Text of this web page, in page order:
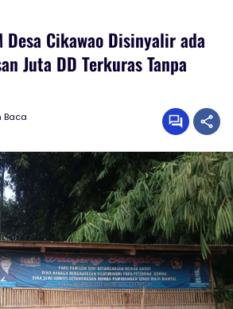
Desa Cikawao Disinyalir ada
Juta DD Terkuras Tanpa
Baca